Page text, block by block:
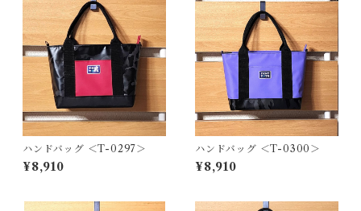
ハンドバッグ ＜T-0297＞
¥8,910
ハンドバッグ ＜T-0300＞
¥8,910